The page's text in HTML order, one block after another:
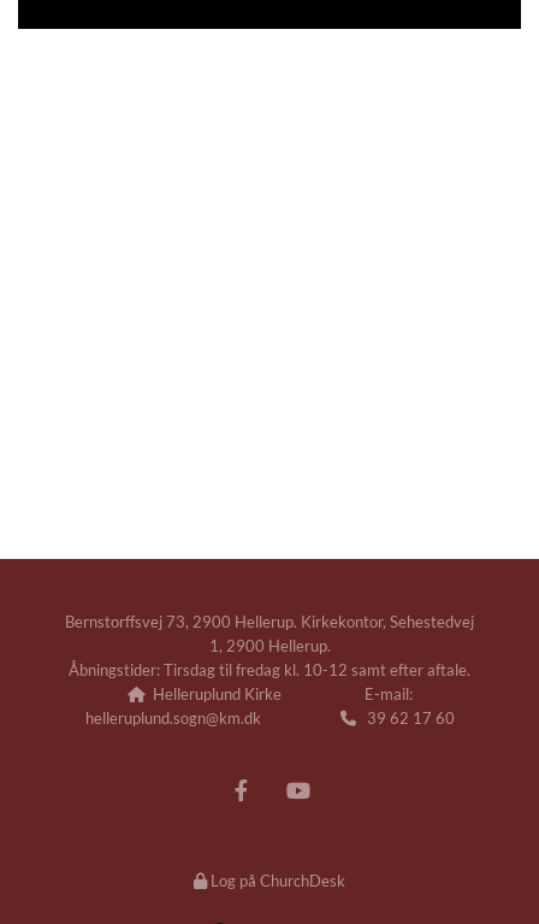
Bernstorffsvej 73, 2900 Hellerup. Kirkekontor, Sehestedvej
1, 2900 Hellerup.
Åbningstider: Tirsdag til fredag kl. 10-12 samt efter aftale.
Helleruplund Kirke E-mail:
helleruplund.sogn@km.dk
39 62 17 60
Log på ChurchDesk